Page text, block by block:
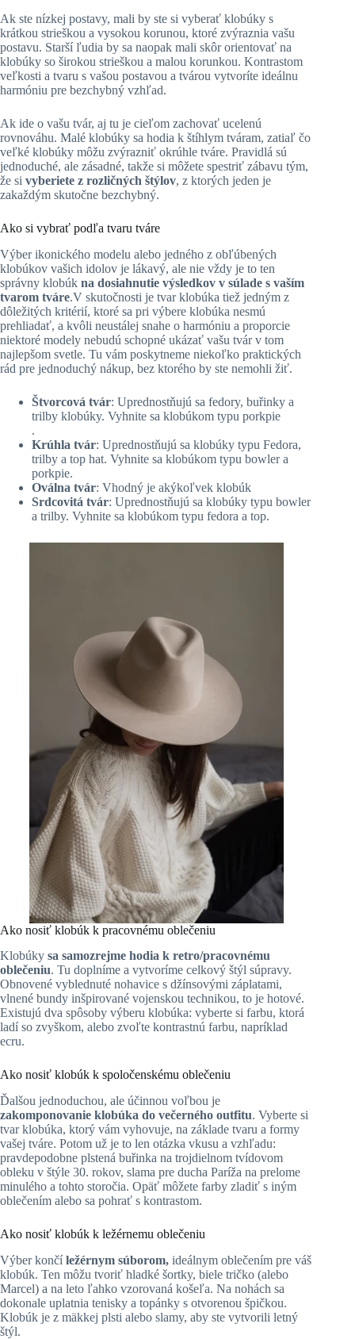
Ak ste nízkej postavy, mali by ste si vyberať klobúky s
krátkou strieškou a vysokou korunou, ktoré zvýraznia vašu
postavu. Starší ľudia by sa naopak mali skôr orientovať na
klobúky so širokou strieškou a malou korunkou. Kontrastom
veľkosti a tvaru s vašou postavou a tvárou vytvoríte ideálnu
harmóniu pre bezchybný vzhľad.
Ak ide o vašu tvár, aj tu je cieľom zachovať ucelenú
rovnováhu. Malé klobúky sa hodia k štíhlym tváram, zatiaľ čo
veľké klobúky môžu zvýrazniť okrúhle tváre. Pravidlá sú
jednoduché, ale zásadné, takže si môžete spestriť zábavu tým,
že si vyberiete z rozličných štýlov, z ktorých jeden je
zakaždým skutočne bezchybný.
Ako si vybrať podľa tvaru tváre
Výber ikonického modelu alebo jedného z obľúbených
klobúkov vašich idolov je lákavý, ale nie vždy je to ten
správny klobúk na dosiahnutie výsledkov v súlade s vaším
tvarom tváre.V skutočnosti je tvar klobúka tiež jedným z
dôležitých kritérií, ktoré sa pri výbere klobúka nesmú
prehliadať, a kvôli neustálej snahe o harmóniu a proporcie
niektoré modely nebudú schopné ukázať vašu tvár v tom
najlepšom svetle. Tu vám poskytneme niekoľko praktických
rád pre jednoduchý nákup, bez ktorého by ste nemohli žiť.
Štvorcová tvár: Uprednostňujú sa fedory, buřinky a
trilby klobúky. Vyhnite sa klobúkom typu porkpie
.
Krúhla tvár: Uprednostňujú sa klobúky typu Fedora,
trilby a top hat. Vyhnite sa klobúkom typu bowler a
porkpie.
Oválna tvár: Vhodný je akýkoľvek klobúk
Srdcovitá tvár: Uprednostňujú sa klobúky typu bowler
a trilby. Vyhnite sa klobúkom typu fedora a top.
Ako nosiť klobúk k pracovnému oblečeniu
Klobúky sa samozrejme hodia k retro/pracovnému
oblečeniu. Tu doplníme a vytvoríme celkový štýl súpravy.
Obnovené vyblednuté nohavice s džínsovými záplatami,
vlnené bundy inšpirované vojenskou technikou, to je hotové.
Existujú dva spôsoby výberu klobúka: vyberte si farbu, ktorá
ladí so zvyškom, alebo zvoľte kontrastnú farbu, napríklad
ecru.
Ako nosiť klobúk k spoločenskému oblečeniu
Ďalšou jednoduchou, ale účinnou voľbou je
zakomponovanie klobúka do večerného outfitu. Vyberte si
tvar klobúka, ktorý vám vyhovuje, na základe tvaru a formy
vašej tváre. Potom už je to len otázka vkusu a vzhľadu:
pravdepodobne plstená buřinka na trojdielnom tvídovom
obleku v štýle 30. rokov, slama pre ducha Paríža na prelome
minulého a tohto storočia. Opäť môžete farby zladiť s iným
oblečením alebo sa pohrať s kontrastom.
Ako nosiť klobúk k ležérnemu oblečeniu
Výber končíležérnym súborom, ideálnym oblečením pre váš
klobúk. Ten môžu tvoriť hladké šortky, biele tričko (alebo
Marcel) a na leto ľahko vzorovaná košeľa. Na nohách sa
dokonale uplatnia tenisky a topánky s otvorenou špičkou.
Klobúk je z mäkkej plsti alebo slamy, aby ste vytvorili letný
štýl.